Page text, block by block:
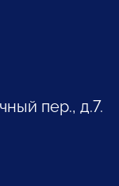
пер., д.7.